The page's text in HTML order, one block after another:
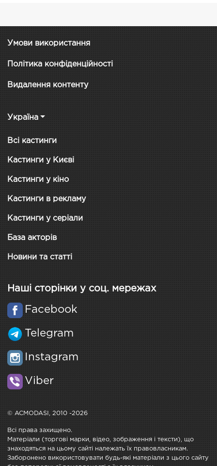
Умови використання
Політика конфіденційності
Видалення контенту
Україна
Всі кастинги
Кастинги у Києві
Кастинги у кіно
Кастинги в рекламу
Кастинги у серіали
База акторів
Новини та статті
Наші сторінки у соц. мережах
Facebook
Telegram
Instagram
Viber
© ACMODASI, 2010 -2026
Всі права захищено.
Матеріали (торгові марки, відео, зображення і тексти), що
знаходяться на цьому сайті належать їх правовласникам.
Заборонено використовувати будь-які матеріали з цього сайту